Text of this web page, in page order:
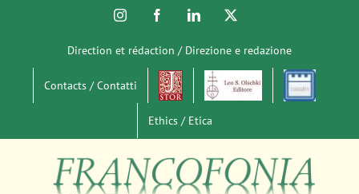
InstagramFacebookLinkedIn
Direction et rédaction / Direzione e redazione
Contacts / Contatti
Ethics / Etica